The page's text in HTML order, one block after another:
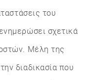
του
σχετικά
Μέλη της
διαδικασία που